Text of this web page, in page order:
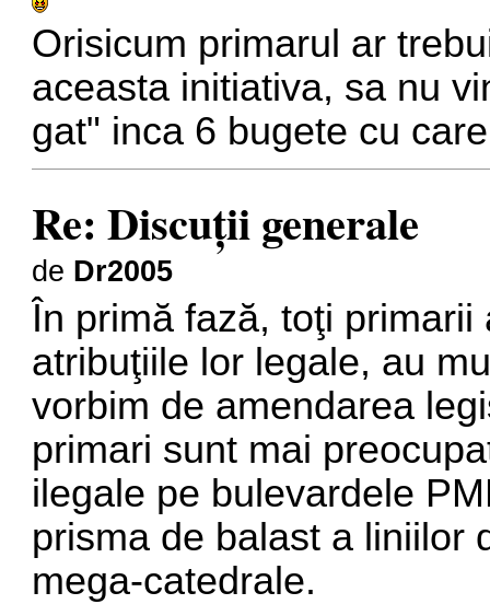
Orisicum primarul ar
aceasta initiativa, sa nu
gat" inca 6 bugete cu
Re: Discuţii generale
de Dr2005
În primă fază, toţi
atribuţiile lor legale, au
vorbim de amendarea
primari sunt mai
ilegale pe bulevardele
prisma de balast a liniilor
mega-catedrale.